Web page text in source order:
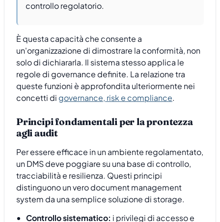
controllo regolatorio.
È questa capacità che consente a
un'organizzazione di dimostrare la conformità, non
solo di dichiararla. Il sistema stesso applica le
regole di governance definite. La relazione tra
queste funzioni è approfondita ulteriormente nei
concetti di governance, risk e compliance.
Principi fondamentali per la prontezza
agli audit
Per essere efficace in un ambiente regolamentato,
un DMS deve poggiare su una base di controllo,
tracciabilità e resilienza. Questi principi
distinguono un vero document management
system da una semplice soluzione di storage.
Controllo sistematico: i privilegi di accesso e